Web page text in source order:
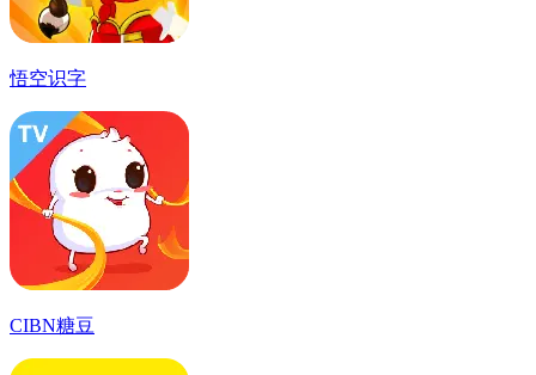
悟空识字
CIBN糖豆